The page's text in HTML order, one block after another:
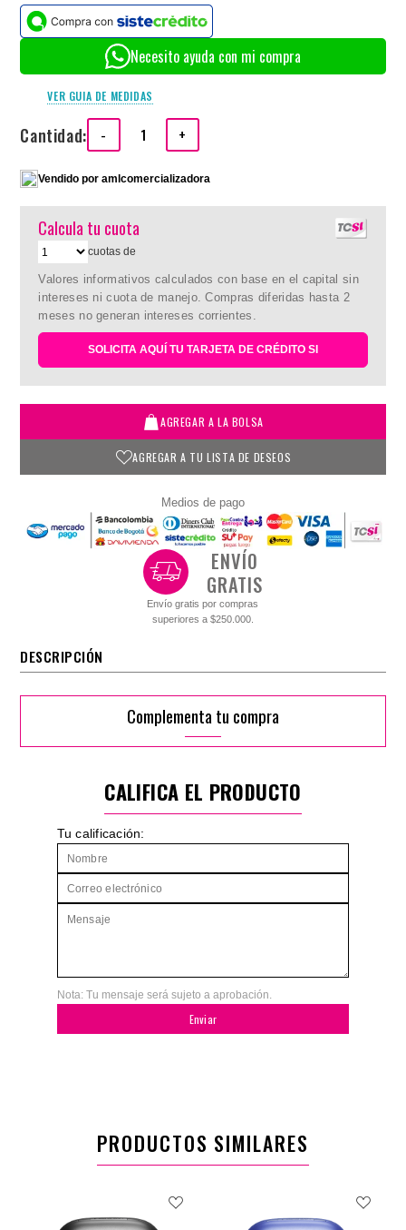
Necesito ayuda con mi compra
VER GUIA DE MEDIDAS
Cantidad: - +
Vendido poramlcomercializadora
Calcula tu cuota
cuotas de
Valores informativos calculados con base en el capital sin
intereses ni cuota de manejo. Compras diferidas hasta 2
meses no generan intereses corrientes.
SOLICITA AQUÍ TU TARJETA DE CRÉDITO SI
AGREGAR A LA BOLSA
AGREGAR A TU LISTA DE DESEOS
Medios de pago
ENVÍO
GRATIS
Envío gratis por compras
superiores a $250.000.
DESCRIPCIÓN
Complementa tu compra
CALIFICA EL PRODUCTO
Tu calificación:
Nota: Tu mensaje será sujeto a aprobación.
Enviar
PRODUCTOS SIMILARES